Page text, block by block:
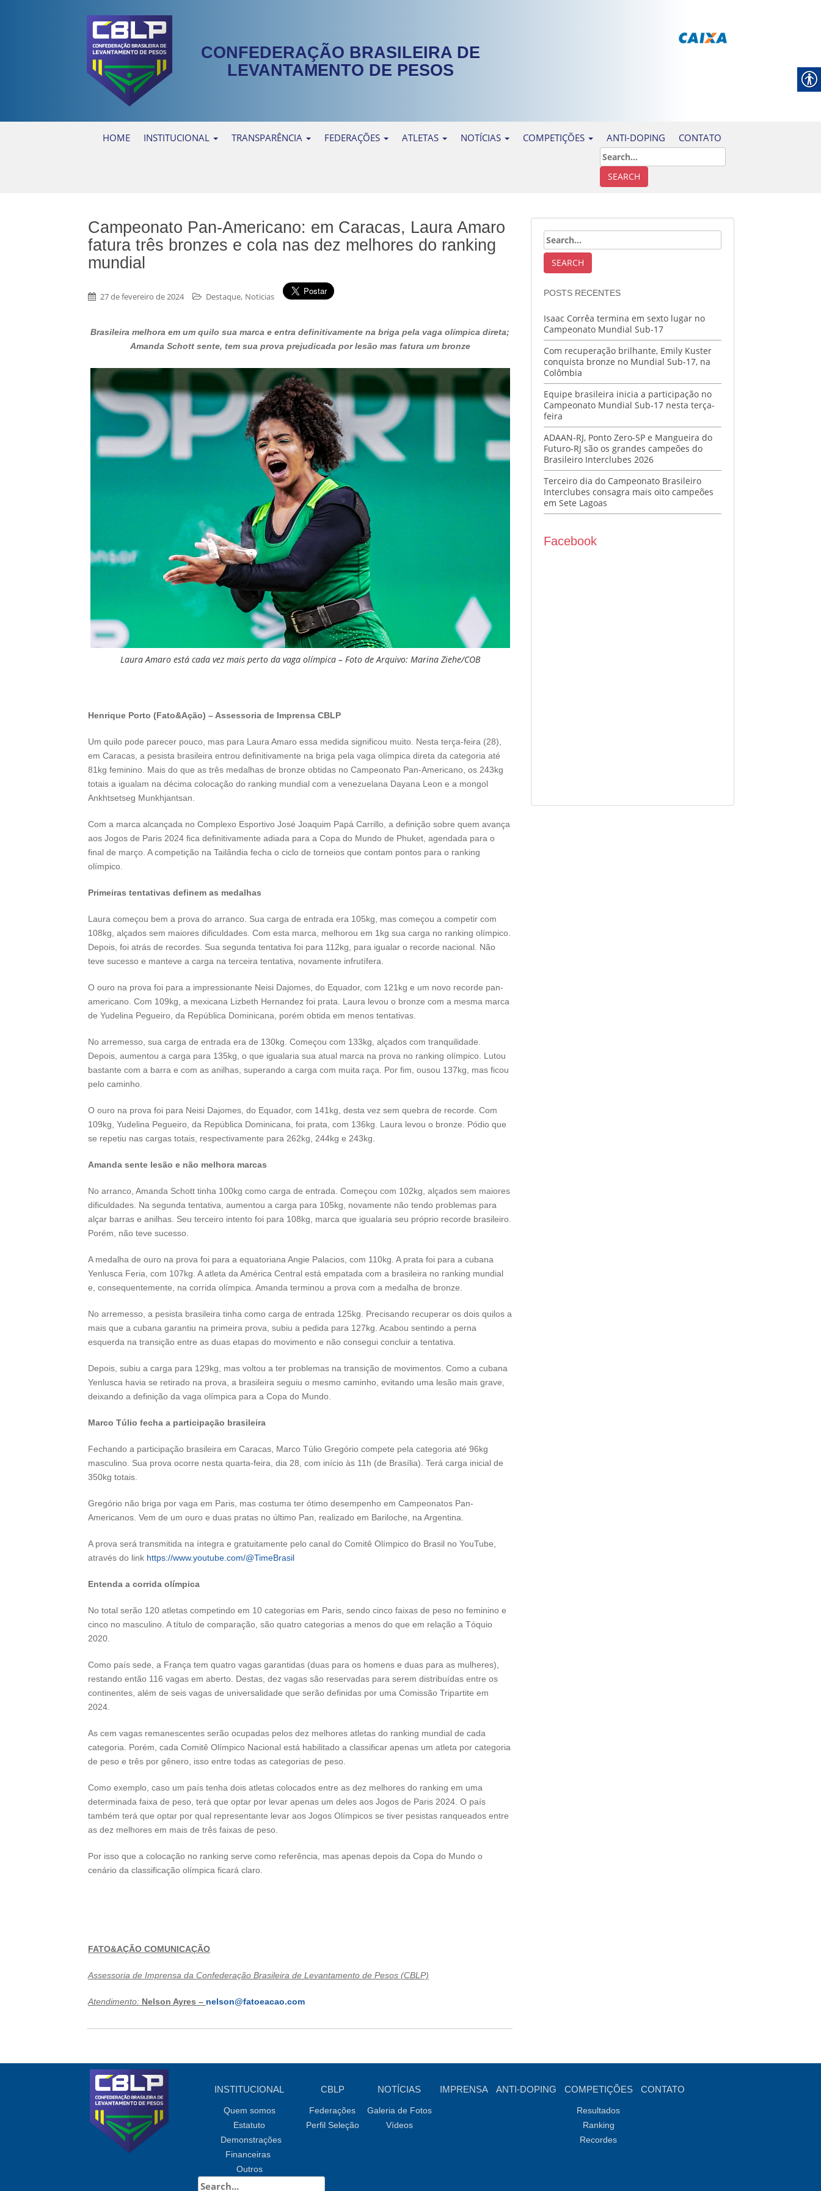
CONFEDERAÇÃO BRASILEIRA DE
LEVANTAMENTO DE PESOS
HOME INSTITUCIONAL TRANSPARÊNCIA FEDERAÇÕES ATLETAS NOTÍCIAS COMPETIÇÕES ANTI-DOPING CONTATO
Campeonato Pan-Americano: em Caracas, Laura Amaro
fatura três bronzes e cola nas dez melhores do ranking
mundial
27 de fevereiro de 2024 Destaque, Noticias
Brasileira melhora em um quilo sua marca e entra definitivamente na briga pela vaga olímpica direta;
Amanda Schott sente, tem sua prova prejudicada por lesão mas fatura um bronze
Laura Amaro está cada vez mais perto da vaga olímpica – Foto de Arquivo: Marina Ziehe/COB
Henrique Porto (Fato&Ação) – Assessoria de Imprensa CBLP
Um quilo pode parecer pouco, mas para Laura Amaro essa medida significou muito. Nesta terça-feira (28),
em Caracas, a pesista brasileira entrou definitivamente na briga pela vaga olímpica direta da categoria até
81kg feminino. Mais do que as três medalhas de bronze obtidas no Campeonato Pan-Americano, os 243kg
totais a igualam na décima colocação do ranking mundial com a venezuelana Dayana Leon e a mongol
Ankhtsetseg Munkhjantsan.
Com a marca alcançada no Complexo Esportivo José Joaquim Papá Carrillo, a definição sobre quem avança
aos Jogos de Paris 2024 fica definitivamente adiada para a Copa do Mundo de Phuket, agendada para o
final de março. A competição na Tailândia fecha o ciclo de torneios que contam pontos para o ranking
olímpico.
Primeiras tentativas definem as medalhas
Laura começou bem a prova do arranco. Sua carga de entrada era 105kg, mas começou a competir com
108kg, alçados sem maiores dificuldades. Com esta marca, melhorou em 1kg sua carga no ranking olímpico.
Depois, foi atrás de recordes. Sua segunda tentativa foi para 112kg, para igualar o recorde nacional. Não
teve sucesso e manteve a carga na terceira tentativa, novamente infrutífera.
O ouro na prova foi para a impressionante Neisi Dajomes, do Equador, com 121kg e um novo recorde pan-
americano. Com 109kg, a mexicana Lizbeth Hernandez foi prata. Laura levou o bronze com a mesma marca
de Yudelina Pegueiro, da República Dominicana, porém obtida em menos tentativas.
No arremesso, sua carga de entrada era de 130kg. Começou com 133kg, alçados com tranquilidade.
Depois, aumentou a carga para 135kg, o que igualaria sua atual marca na prova no ranking olímpico. Lutou
bastante com a barra e com as anilhas, superando a carga com muita raça. Por fim, ousou 137kg, mas ficou
pelo caminho.
O ouro na prova foi para Neisi Dajomes, do Equador, com 141kg, desta vez sem quebra de recorde. Com
109kg, Yudelina Pegueiro, da República Dominicana, foi prata, com 136kg. Laura levou o bronze. Pódio que
se repetiu nas cargas totais, respectivamente para 262kg, 244kg e 243kg.
Amanda sente lesão e não melhora marcas
No arranco, Amanda Schott tinha 100kg como carga de entrada. Começou com 102kg, alçados sem maiores
dificuldades. Na segunda tentativa, aumentou a carga para 105kg, novamente não tendo problemas para
alçar barras e anilhas. Seu terceiro intento foi para 108kg, marca que igualaria seu próprio recorde brasileiro.
Porém, não teve sucesso.
A medalha de ouro na prova foi para a equatoriana Angie Palacios, com 110kg. A prata foi para a cubana
Yenlusca Feria, com 107kg. A atleta da América Central está empatada com a brasileira no ranking mundial
e, consequentemente, na corrida olímpica. Amanda terminou a prova com a medalha de bronze.
No arremesso, a pesista brasileira tinha como carga de entrada 125kg. Precisando recuperar os dois quilos a
mais que a cubana garantiu na primeira prova, subiu a pedida para 127kg. Acabou sentindo a perna
esquerda na transição entre as duas etapas do movimento e não consegui concluir a tentativa.
Depois, subiu a carga para 129kg, mas voltou a ter problemas na transição de movimentos. Como a cubana
Yenlusca havia se retirado na prova, a brasileira seguiu o mesmo caminho, evitando uma lesão mais grave,
deixando a definição da vaga olímpica para a Copa do Mundo.
Marco Túlio fecha a participação brasileira
Fechando a participação brasileira em Caracas, Marco Túlio Gregório compete pela categoria até 96kg
masculino. Sua prova ocorre nesta quarta-feira, dia 28, com início às 11h (de Brasília). Terá carga inicial de
350kg totais.
Gregório não briga por vaga em Paris, mas costuma ter ótimo desempenho em Campeonatos Pan-
Americanos. Vem de um ouro e duas pratas no último Pan, realizado em Bariloche, na Argentina.
A prova será transmitida na íntegra e gratuitamente pelo canal do Comitê Olímpico do Brasil no YouTube,
através do link https://www.youtube.com/@TimeBrasil
Entenda a corrida olímpica
No total serão 120 atletas competindo em 10 categorias em Paris, sendo cinco faixas de peso no feminino e
cinco no masculino. A título de comparação, são quatro categorias a menos do que em relação a Tóquio
2020.
Como país sede, a França tem quatro vagas garantidas (duas para os homens e duas para as mulheres),
restando então 116 vagas em aberto. Destas, dez vagas são reservadas para serem distribuídas entre os
continentes, além de seis vagas de universalidade que serão definidas por uma Comissão Tripartite em
2024.
As cem vagas remanescentes serão ocupadas pelos dez melhores atletas do ranking mundial de cada
categoria. Porém, cada Comitê Olímpico Nacional está habilitado a classificar apenas um atleta por categoria
de peso e três por gênero, isso entre todas as categorias de peso.
Como exemplo, caso um país tenha dois atletas colocados entre as dez melhores do ranking em uma
determinada faixa de peso, terá que optar por levar apenas um deles aos Jogos de Paris 2024. O país
também terá que optar por qual representante levar aos Jogos Olímpicos se tiver pesistas ranqueados entre
as dez melhores em mais de três faixas de peso.
Por isso que a colocação no ranking serve como referência, mas apenas depois da Copa do Mundo o
cenário da classificação olímpica ficará claro.
FATO&AÇÃO COMUNICAÇÃO
Assessoria de Imprensa da Confederação Brasileira de Levantamento de Pesos (CBLP)
Atendimento: Nelson Ayres – nelson@fatoeacao.com
POSTS RECENTES
Isaac Corrêa termina em sexto lugar no
Campeonato Mundial Sub-17
Com recuperação brilhante, Emily Kuster
conquista bronze no Mundial Sub-17, na
Colômbia
Equipe brasileira inicia a participação no
Campeonato Mundial Sub-17 nesta terça-
feira
ADAAN-RJ, Ponto Zero-SP e Mangueira do
Futuro-RJ são os grandes campeões do
Brasileiro Interclubes 2026
Terceiro dia do Campeonato Brasileiro
Interclubes consagra mais oito campeões
em Sete Lagoas
Facebook
INSTITUCIONAL
Quem somos
Estatuto
Demonstrações
Financeiras
Outros
CBLP
Federações
Perfil Seleção
NOTÍCIAS
Galeria de Fotos
Vídeos
IMPRENSA ANTI-DOPING COMPETIÇÕES
Resultados
Ranking
Recordes
CONTATO